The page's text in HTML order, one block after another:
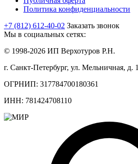
Политика конфиденциальности
+7 (812) 612-40-02 Заказать звонок
Мы в социальных сетях:
© 1998-2026 ИП Верхотуров Р.Н.
г. Санкт-Петербург, ул. Мельничная, д.
ОГРНИП: 317784700180361
ИНН: 781424708110